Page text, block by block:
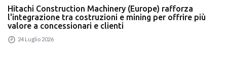
Hitachi Construction Machinery (Europe) rafforza
l'integrazione tra costruzioni e mining per offrire più
valore a concessionari e clienti
24 Luglio 2026